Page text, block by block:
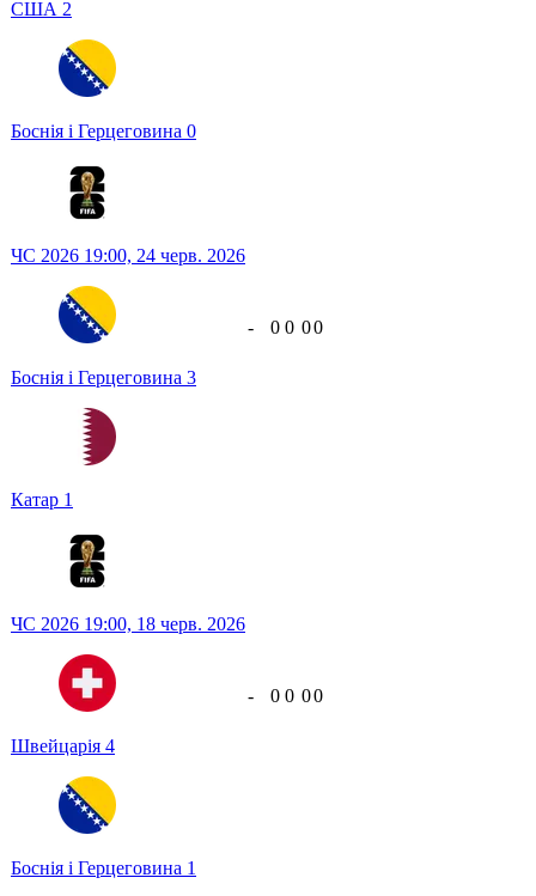
США 2
Боснія і Герцеговина 0
ЧС 2026 19:00, 24 черв. 2026
Боснія і Герцеговина 3
Катар 1
- 0 0 00
ЧС 2026 19:00, 18 черв. 2026
Швейцарія 4
Боснія і Герцеговина 1
- 0 0 00